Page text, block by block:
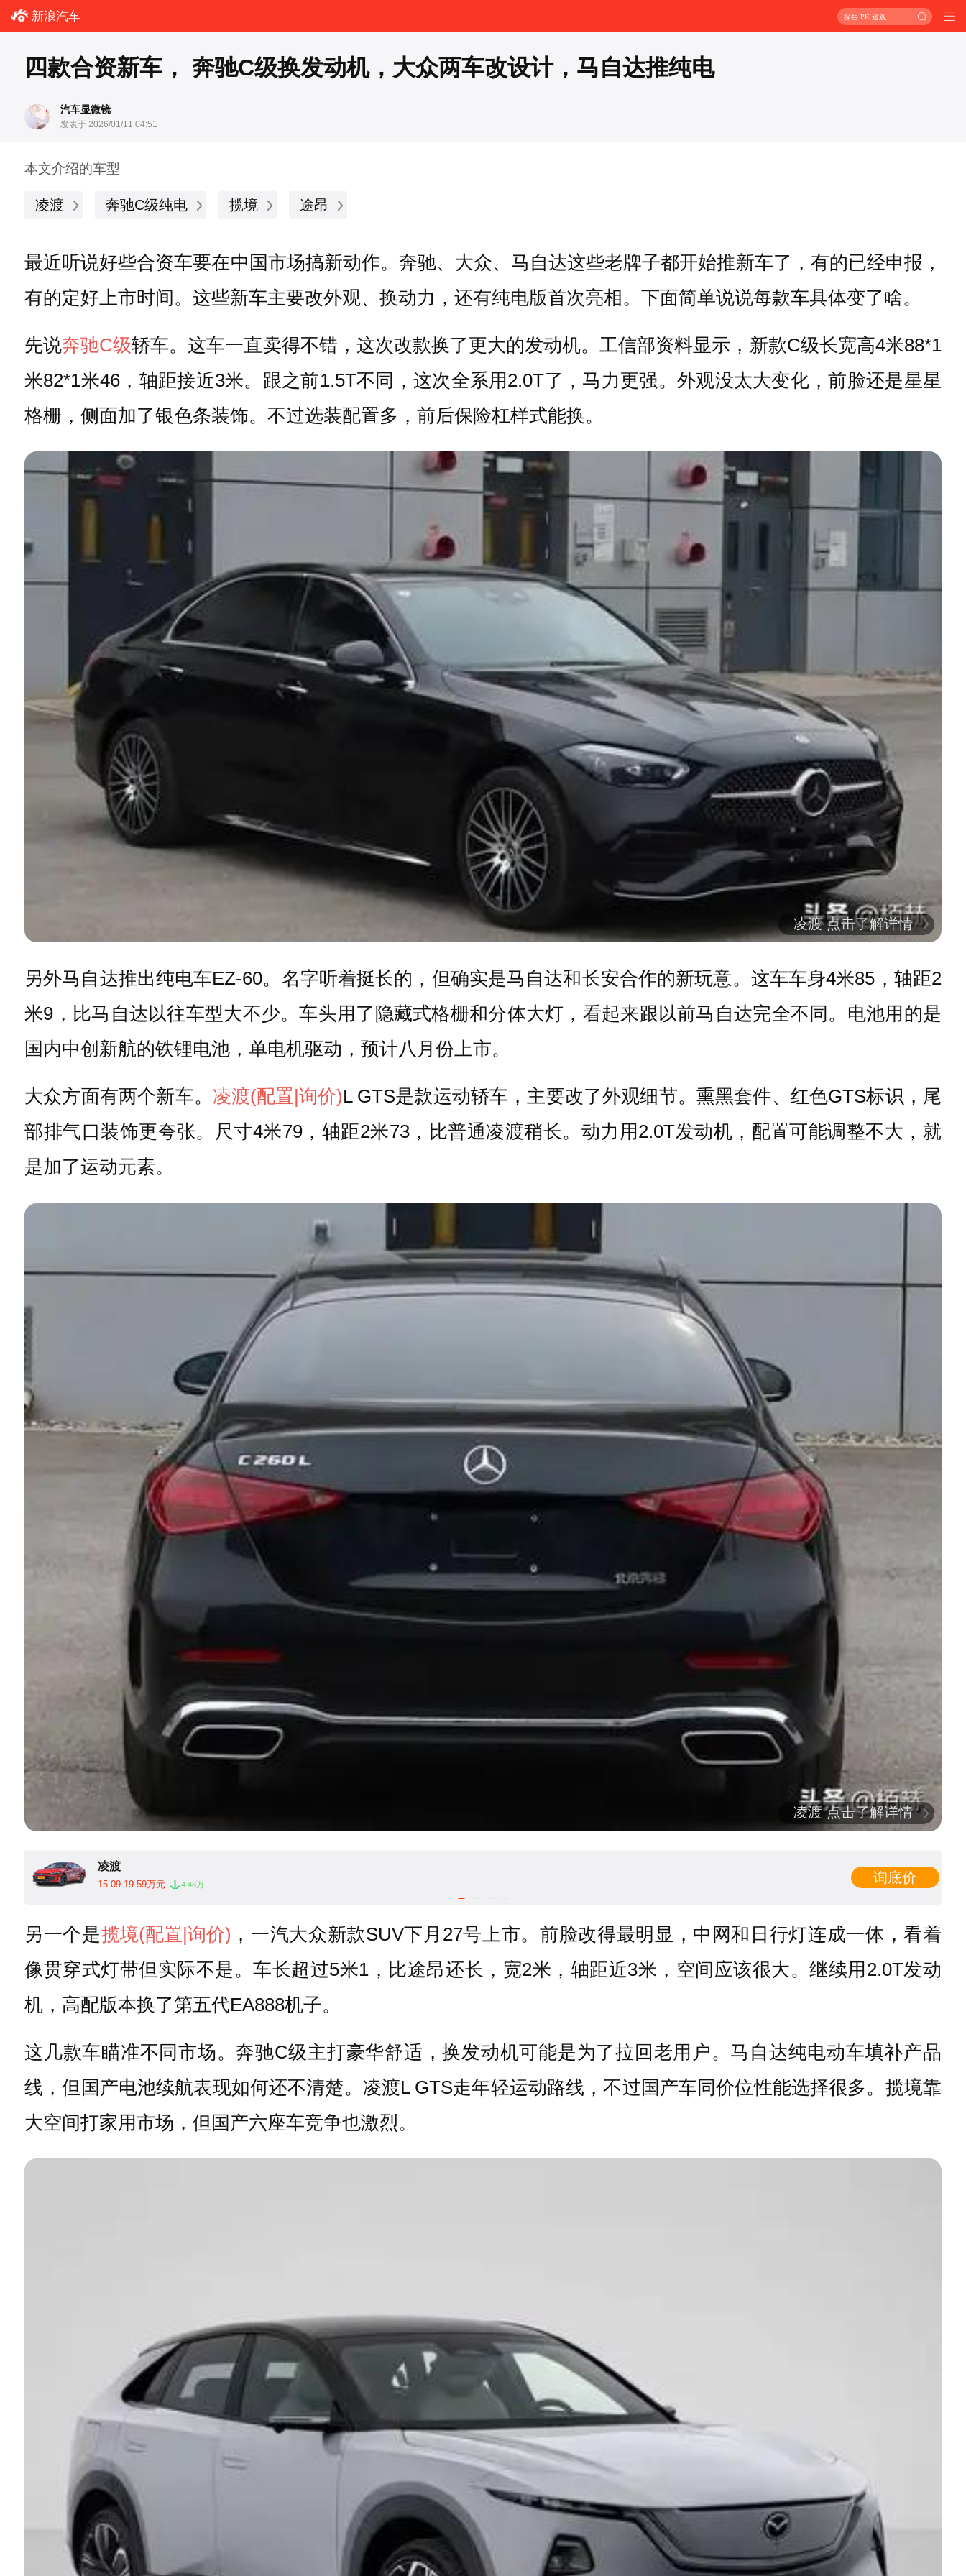
新浪汽车 探岳 PK 途观
四款合资新车， 奔驰C级换发动机，大众两车改设计，马自达推纯电
汽车显微镜
发表于 2026/01/11 04:51
本文介绍的车型
凌渡 奔驰C级纯电 揽境 途昂
最近听说好些合资车要在中国市场搞新动作。奔驰、大众、马自达这些老牌子都开始推新车了，有的已经申报，
有的定好上市时间。这些新车主要改外观、换动力，还有纯电版首次亮相。下面简单说说每款车具体变了啥。
先说奔驰C级轿车。这车一直卖得不错，这次改款换了更大的发动机。工信部资料显示，新款C级长宽高4米88*1
米82*1米46，轴距接近3米。跟之前1.5T不同，这次全系用2.0T了，马力更强。外观没太大变化，前脸还是星星
格栅，侧面加了银色条装饰。不过选装配置多，前后保险杠样式能换。
凌渡 点击了解详情
另外马自达推出纯电车EZ-60。名字听着挺长的，但确实是马自达和长安合作的新玩意。这车车身4米85，轴距2
米9，比马自达以往车型大不少。车头用了隐藏式格栅和分体大灯，看起来跟以前马自达完全不同。电池用的是
国内中创新航的铁锂电池，单电机驱动，预计八月份上市。
大众方面有两个新车。 凌渡(配置 |询价)L GTS是款运动轿车，主要改了外观细节。熏黑套件、红色GTS标识，尾
部排气口装饰更夸张。尺寸4米79，轴距2米73，比普通凌渡稍长。动力用2.0T发动机，配置可能调整不大，就
是加了运动元素。
凌渡 点击了解详情
凌渡
15.09-19.59万元 4.48万 询底价
另一个是揽境(配置|询价) ，一汽大众新款SUV下月27号上市。前脸改得最明显，中网和日行灯连成一体，看着
像贯穿式灯带但实际不是。车长超过5米1，比途昂还长，宽2米，轴距近3米，空间应该很大。继续用2.0T发动
机，高配版本换了第五代EA888机子。
这几款车瞄准不同市场。奔驰C级主打豪华舒适，换发动机可能是为了拉回老用户。马自达纯电动车填补产品
线，但国产电池续航表现如何还不清楚。凌渡L GTS走年轻运动路线，不过国产车同价位性能选择很多。揽境靠
大空间打家用市场，但国产六座车竞争也激烈。